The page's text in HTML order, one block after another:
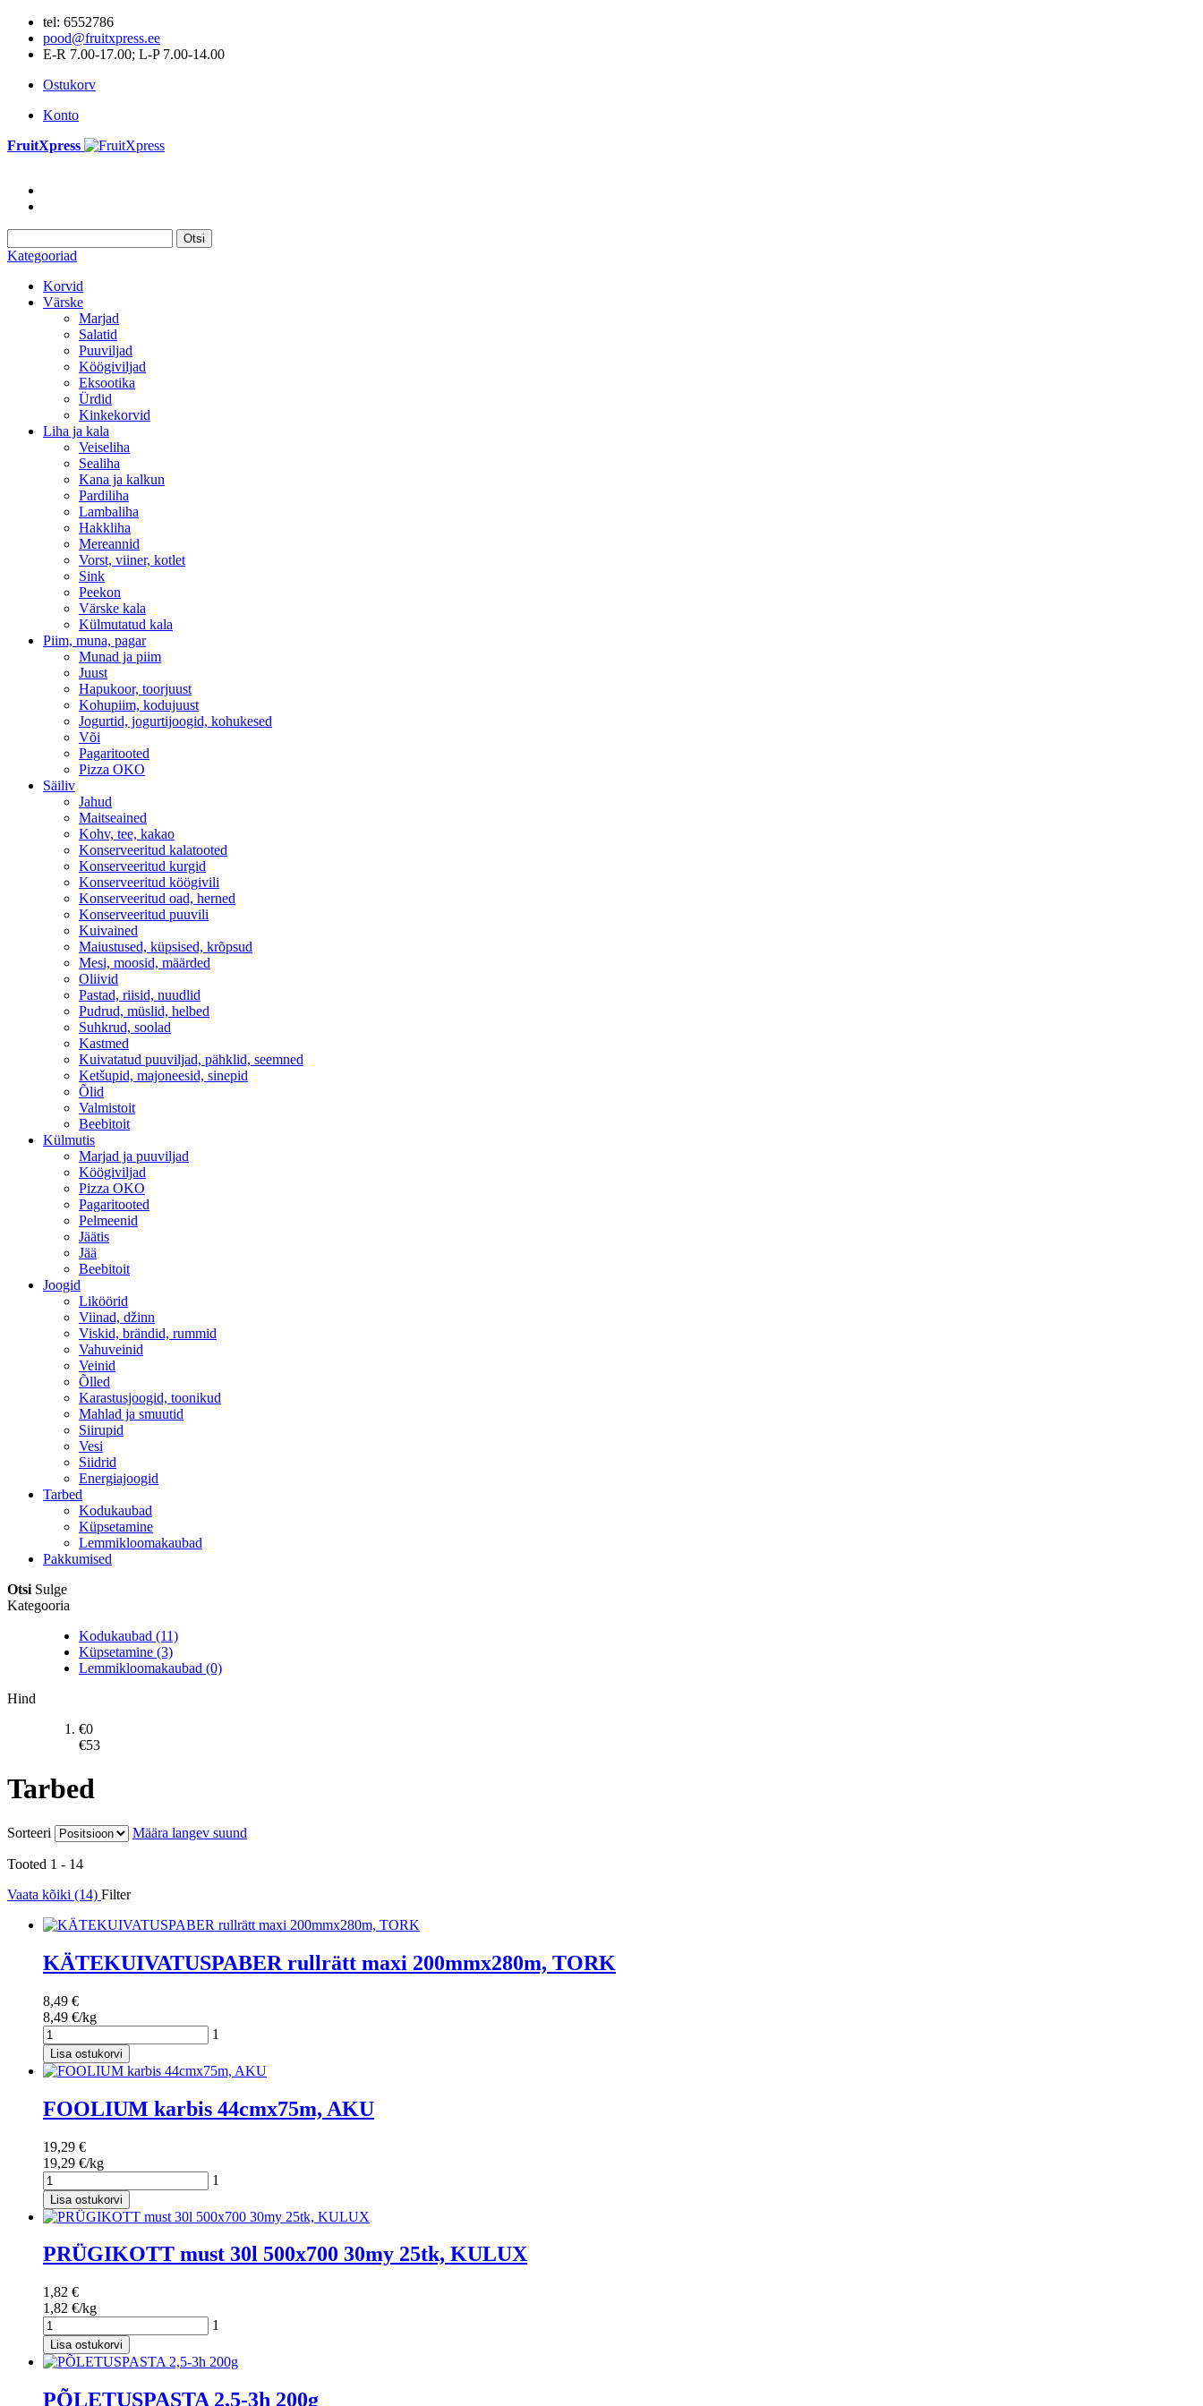
tel: 6552786
pood@fruitxpress.ee
E-R 7.00-17.00; L-P 7.00-14.00
Ostukorv
Konto
FruitXpress
Otsi
Kategooriad
Korvid
Värske
Marjad
Salatid
Puuviljad
Köögiviljad
Eksootika
Ürdid
Kinkekorvid
Liha ja kala
Veiseliha
Sealiha
Kana ja kalkun
Pardiliha
Lambaliha
Hakkliha
Mereannid
Vorst, viiner, kotlet
Sink
Peekon
Värske kala
Külmutatud kala
Piim, muna, pagar
Munad ja piim
Juust
Hapukoor, toorjuust
Kohupiim, kodujuust
Jogurtid, jogurtijoogid, kohukesed
Või
Pagaritooted
Pizza OKO
Säiliv
Jahud
Maitseained
Kohv, tee, kakao
Konserveeritud kalatooted
Konserveeritud kurgid
Konserveeritud köögivili
Konserveeritud oad, herned
Konserveeritud puuvili
Kuivained
Maiustused, küpsised, krõpsud
Mesi, moosid, määrded
Oliivid
Pastad, riisid, nuudlid
Pudrud, müslid, helbed
Suhkrud, soolad
Kastmed
Kuivatatud puuviljad, pähklid, seemned
Ketšupid, majoneesid, sinepid
Õlid
Valmistoit
Beebitoit
Külmutis
Marjad ja puuviljad
Köögiviljad
Pizza OKO
Pagaritooted
Pelmeenid
Jäätis
Jää
Beebitoit
Joogid
Liköörid
Viinad, džinn
Viskid, brändid, rummid
Vahuveinid
Veinid
Õlled
Karastusjoogid, toonikud
Mahlad ja smuutid
Siirupid
Vesi
Siidrid
Energiajoogid
Tarbed
Kodukaubad
Küpsetamine
Lemmikloomakaubad
Pakkumised
Otsi Sulge
Kategooria
Kodukaubad (11)
Küpsetamine (3)
Lemmikloomakaubad (0)
Hind
€0
€53
Tarbed
Sorteeri Määra langev suund
Tooted 1 - 14
Vaata kõiki (14) Filter
KÄTEKUIVATUSPABER rullrätt maxi 200mmx280m, TORK
8,49 €
8,49 €/kg
1
Lisa ostukorvi
FOOLIUM karbis 44cmx75m, AKU
19,29 €
19,29 €/kg
1
Lisa ostukorvi
PRÜGIKOTT must 30l 500x700 30my 25tk, KULUX
1,82 €
1,82 €/kg
1
Lisa ostukorvi
PÕLETUSPASTA 2,5-3h 200g